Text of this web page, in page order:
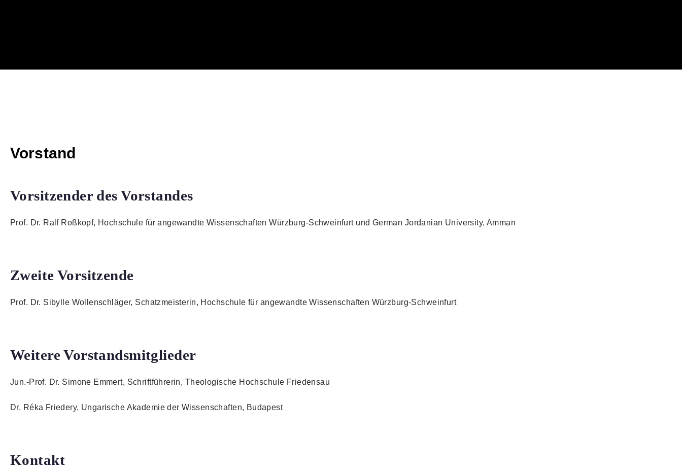
Vorstand
Vorsitzender des Vorstandes
Prof. Dr. Ralf Roßkopf, Hochschule für angewandte Wissenschaften Würzburg-Schweinfurt und German Jordanian University, Amman
Zweite Vorsitzende
Prof. Dr. Sibylle Wollenschläger, Schatzmeisterin, Hochschule für angewandte Wissenschaften Würzburg-Schweinfurt
Weitere Vorstandsmitglieder
Jun.-Prof. Dr. Simone Emmert, Schriftführerin, Theologische Hochschule Friedensau
Dr. Réka Friedery, Ungarische Akademie der Wissenschaften, Budapest
Kontakt